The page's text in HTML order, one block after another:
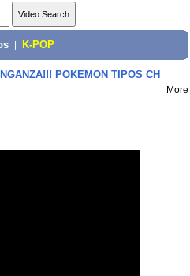
K-POP
POKEMON TIPOS CH
More